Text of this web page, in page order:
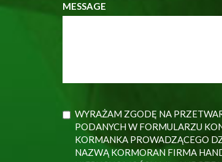
MESSAGE
WYRAŻAM ZGODĘ NA
PODANYCH W FORMULARZU
KORMANKA PROWADZĄCEGO
NAZWĄ KORMORAN FIRMA